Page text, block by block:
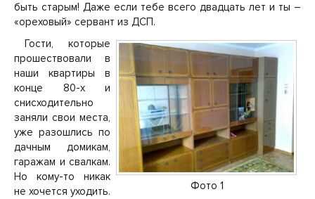
быть старым! Даже если тебе всего двадцать лет и ты –
«ореховый» сервант из ДСП.
Фото 1
Гости, которые
прошествовали в
наши квартиры в
конце 80-х и
снисходительно
заняли свои места,
уже разошлись по
дачным домикам,
гаражам и свалкам.
Но кому-то никак
не хочется уходить.